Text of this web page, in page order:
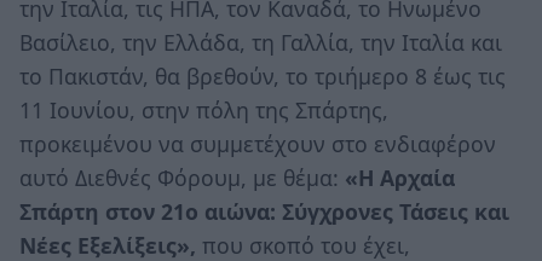
την Ιταλία, τις ΗΠΑ, τον Καναδά, το Ηνωμένο
Βασίλειο, την Ελλάδα, τη Γαλλία, την Ιταλία και
το Πακιστάν, θα βρεθούν, το τριήμερο 8 έως τις
11 Ιουνίου, στην πόλη της Σπάρτης,
προκειμένου να συμμετέχουν στο ενδιαφέρον
αυτό Διεθνές Φόρουμ, με θέμα: «Η Αρχαία
Σπάρτη στον 21ο αιώνα: Σύγχρονες Τάσεις και
Νέες Εξελίξεις», που σκοπό του έχει,